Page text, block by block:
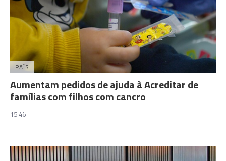
PAÍS
Aumentam pedidos de ajuda à Acreditar de
famílias com filhos com cancro
15:46